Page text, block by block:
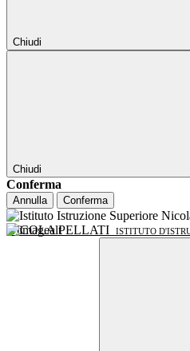
Chiudi
Chiudi
Conferma
Annulla Conferma
NICOLA PELLATI ISTITUTO